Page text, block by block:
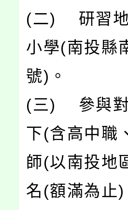
(二) 研習地
小學(南投縣
號)。
(三) 參與對
下(含高中職
師(以南投地
名(額滿為止)